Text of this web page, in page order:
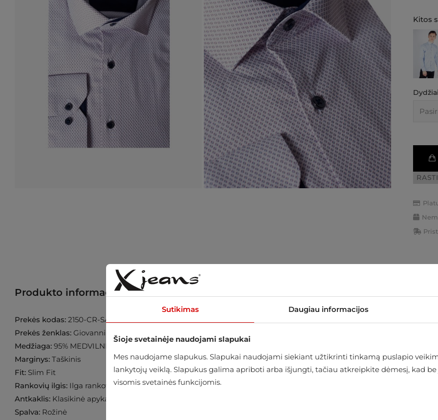
Kitos
Produkto informacija Raskite prekę parduotuvėje
Prekės kodas: 2150-CR-SATIN-005
Prekės ženklas: Giovanni Fratteli
Medžiaga: 95% MEDVILNĖ 5% ELASTANAS
Marginys: Taškinis
Fit: Slim Fit
Rankovių ilgis: Ilga rankovė
Antkaklis: Klasikinė apykaklė
Spalva: Rožinė
Sutikimas Daugiau informacijos
Šioje svetainėje naudojami slapukai
Mes naudojame slapukus. Slapukai naudojami siekiant užtikrinti tinkamą puslapio
lankytojų veiklą. Slapukus galima apriboti arba išjungti, tačiau atkreipkite dėmesį, kad
visomis svetainės funkcijomis.